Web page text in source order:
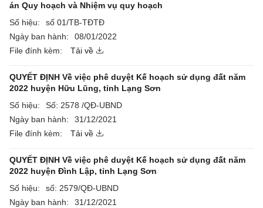
án Quy hoạch và Nhiệm vụ quy hoạch
Số hiệu:
số 01/TB-TĐTĐ
Ngày ban hành:
08/01/2022
File đính kèm:
Tải về
QUYẾT ĐỊNH Về việc phê duyệt Kế hoạch sử dụng đất năm
2022 huyện Hữu Lũng, tỉnh Lạng Sơn
Số hiệu:
Số: 2578 /QĐ-UBND
Ngày ban hành:
31/12/2021
File đính kèm:
Tải về
QUYẾT ĐỊNH Về việc phê duyệt Kế hoạch sử dụng đất năm
2022 huyện Đình Lập, tỉnh Lạng Sơn
Số hiệu:
số: 2579/QĐ-UBND
Ngày ban hành:
31/12/2021